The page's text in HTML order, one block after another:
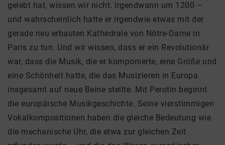
gelebt hat, wissen wir nicht. Irgendwann um 1200 –
und wahrscheinlich hatte er irgendwie etwas mit der
gerade neu erbauten Kathedrale von Nôtre-Dame in
Paris zu tun. Und wir wissen, dass er ein Revolutionär
war, dass die Musik, die er komponierte, eine Größe und
eine Schönheit hatte, die das Musizieren in Europa
insgesamt auf neue Beine stellte. Mit Perotin beginnt
die europäische Musikgeschichte. Seine vierstimmigen
Vokalkompositionen haben die gleiche Bedeutung wie
die mechanische Uhr, die etwa zur gleichen Zeit